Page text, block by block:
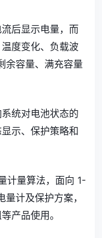
后显示电量，而
度变化、负载波
余容量、满充容量
统对电池状态的
示、保护策略和
计量算法，面向 1-
计及保护方案，
产品使用。